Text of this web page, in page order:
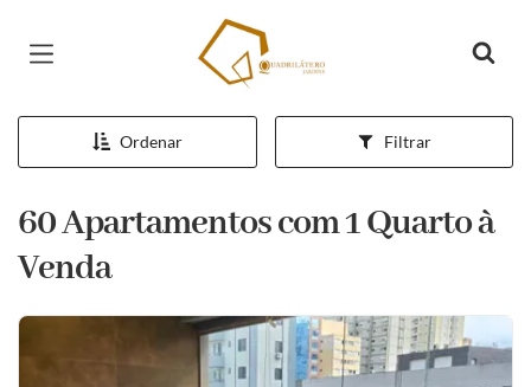
Página inicial
Ordenar Filtrar
60 Apartamentos com 1 Quarto à
Venda